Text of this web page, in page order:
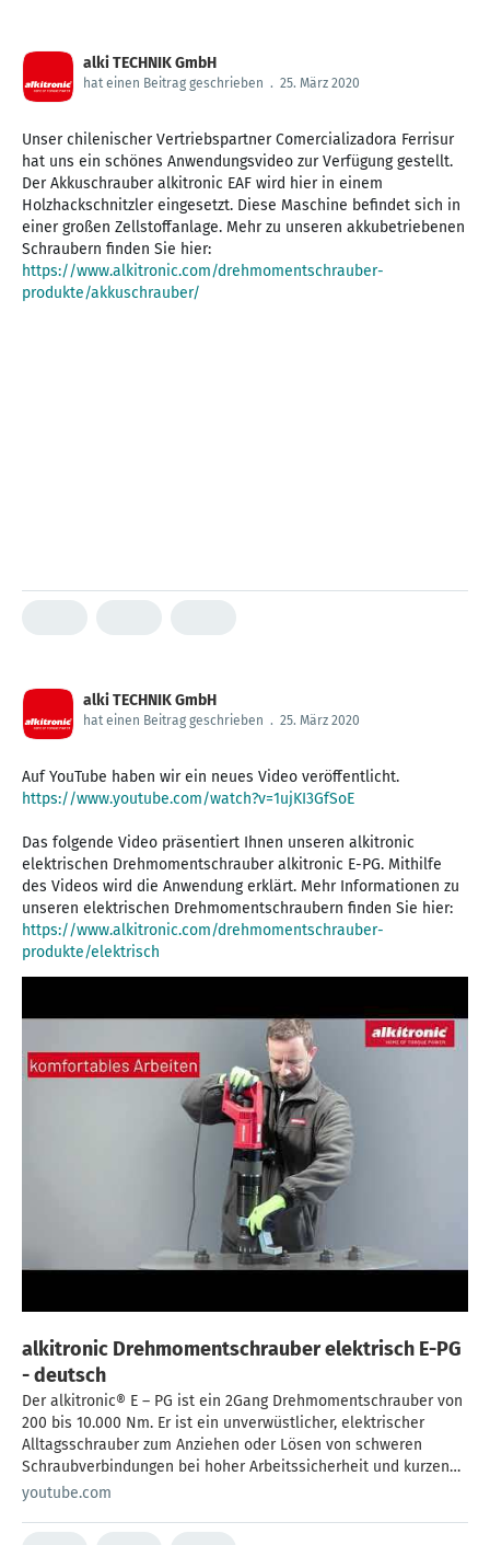
alki TECHNIK GmbH
hat einen Beitrag geschrieben . 25. März 2020
Unser chilenischer Vertriebspartner Comercializadora Ferrisur
hat uns ein schönes Anwendungsvideo zur Verfügung gestellt.
Der Akkuschrauber alkitronic EAF wird hier in einem
Holzhackschnitzler eingesetzt. Diese Maschine befindet sich in
einer großen Zellstoffanlage. Mehr zu unseren akkubetriebenen
https://www.alkitronic.com/drehmomentschrauber-
produkte/akkuschrauber/
alki TECHNIK GmbH
hat einen Beitrag geschrieben . 25. März 2020
https://www.youtube.com/watch?v=1ujKI3GfSoE
Das folgende Video präsentiert Ihnen unseren alkitronic
elektrischen Drehmomentschrauber alkitronic E-PG. Mithilfe
des Videos wird die Anwendung erklärt. Mehr Informationen zu
https://www.alkitronic.com/drehmomentschrauber-
produkte/elektrisch
alkitronic Drehmomentschrauber elektrisch E-PG
- deutsch
Der alkitronic® E – PG ist ein 2Gang Drehmomentschrauber von
200 bis 10.000 Nm. Er ist ein unverwüstlicher, elektrischer
Alltagsschrauber zum Anziehen oder Lösen von schweren
Schraubverbindungen bei hoher Arbeitssicherheit und kurzen
Montagezeiten.
youtube.com